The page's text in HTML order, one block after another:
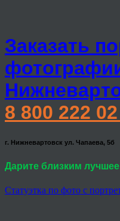
Заказать
8 800 222
г. Нижневартовск ул. Чапаева, 5б
Дарите близким
Статуэтка по фото с